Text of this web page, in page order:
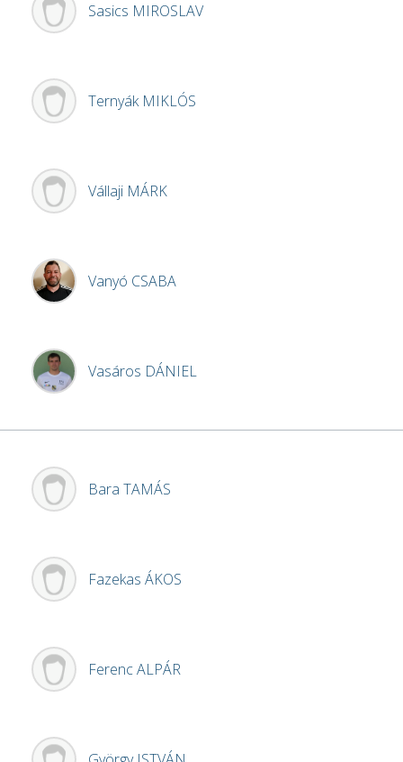
Sasics MIROSLAV
Ternyák MIKLÓS
Vállaji MÁRK
Vanyó CSABA
Vasáros DÁNIEL
Bara TAMÁS
Fazekas ÁKOS
FerencALPÁR